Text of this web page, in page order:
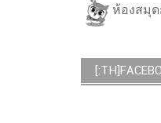
ห้องสมุ